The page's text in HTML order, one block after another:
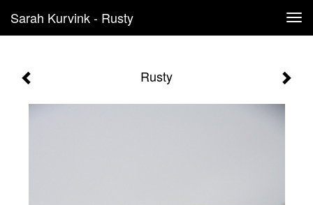
Sarah Kurvink - Rusty
Rusty